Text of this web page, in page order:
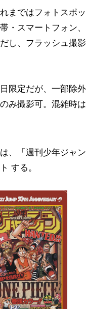
まではフォトスポ
・スマートフォン
し、フラッシュ撮
限定だが、一部除
み撮影可。混雑時
、「週刊少年ジャ
する。